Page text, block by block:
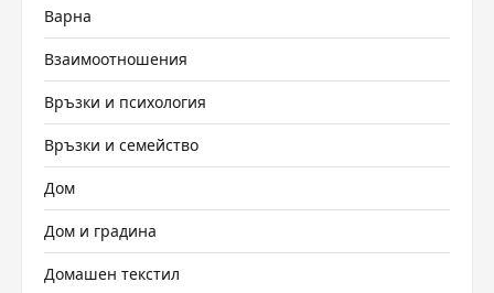
Варна
Взаимоотношения
Връзки и психология
Връзки и семейство
Дом
Дом и градина
Домашен текстил